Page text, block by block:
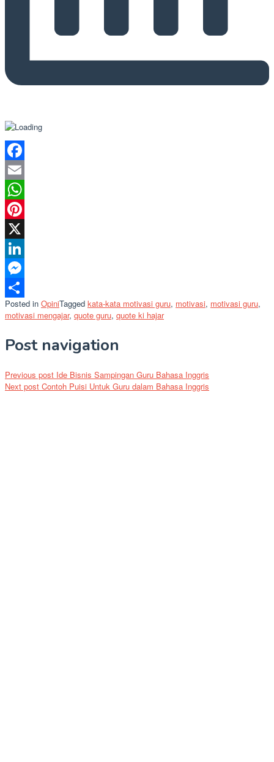
Facebook
Email
WhatsApp
Pinterest
X
LinkedIn
Messenger
Share
Posted in OpiniTagged kata-kata motivasi guru, motivasi, motivasi guru,
motivasi mengajar, quote guru, quote ki hajar
Post navigation
Previous post Ide Bisnis Sampingan Guru Bahasa Inggris
Next post Contoh Puisi Untuk Guru dalam Bahasa Inggris